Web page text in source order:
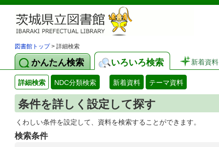
図書館トップ> 詳細検索
かんたん検索 いろいろ検索 新着資料
詳細検索 NDC分類検索 新着資料 テーマ資料
条件を詳しく設定して探す
くわしい条件を設定して、資料を検索することができます。
検索条件